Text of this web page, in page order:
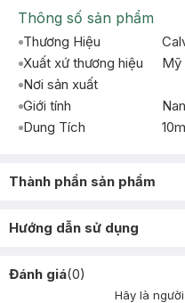
Thông số sản phẩm
Thương Hiệu
Xuất xứ thương hiệu
Mỹ
Nơi sản xuất
Giới tính
Dung Tích
Thành phần sản phẩm
Hướng dẫn sử dụng
Đánh giá(0)
Hãy là